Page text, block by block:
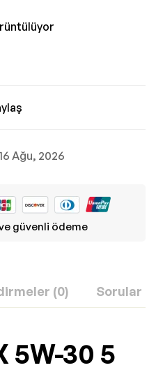
Ağu, 2026
güvenli ödeme
(0) Sorular
5W-30 5